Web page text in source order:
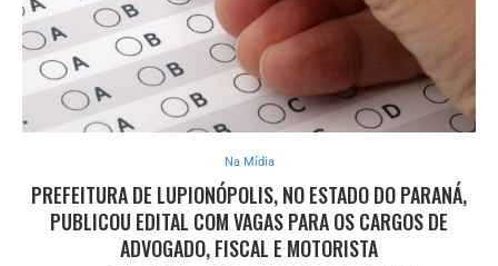
Na Mídia
PREFEITURA DE LUPIONÓPOLIS, NO ESTADO DO PARANÁ,
PUBLICOU EDITAL COM VAGAS PARA OS CARGOS DE
ADVOGADO, FISCAL E MOTORISTA